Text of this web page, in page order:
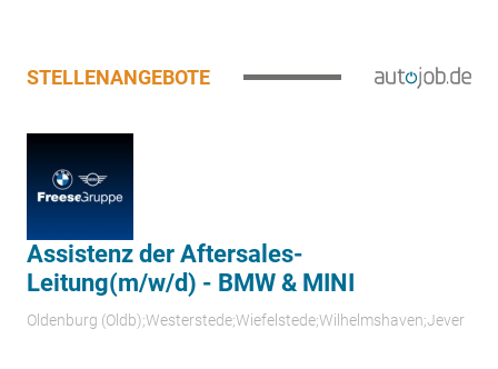
STELLENANGEBOTE
Assistenz der Aftersales-
Leitung(m/w/d) - BMW & MINI
Oldenburg (Oldb);Westerstede;Wiefelstede;Wilhelmshaven;Jever